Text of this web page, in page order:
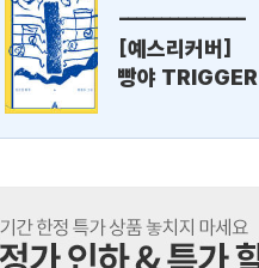
---------------
[예스리커버]
빵야 TRIGGER